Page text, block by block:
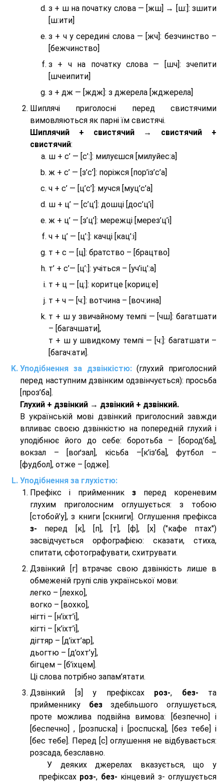
з + ш на початку слова — [жш] → [ш:]: зшити
[ш:ити]
з + ч у середині слова — [жч]: безчинство –
[бежчинство]
з + ч на початку слова — [шч]: зчепити
[шчеипити]
з + дж — [ждж]: з джерела [жджерела]
Шиплячі приголосні перед свистячими
вимовляються як парні їм свистячі.
Шиплячий + свистячий → свистячий +
свистячий:
ш + с’ — [с’:]: милуєшся [милуйес:а]
ж + с’ — [з’с’]: поріжся [пор’із’с’а]
ч + с’ — [ц’с’]: мучся [муц’с’а]
ш + ц’ — [с’ц’]: дошці [дос’ц’і]
ж + ц’ — [з’ц’]: мережці [мерез’ц’і]
ч + ц’ — [ц’:]: качці [кац’:і]
т + с — [ц]: братство – [брaцтво]
т’ + с’— [ц’:]: учіться – [уч’іц’:a]
т + ц — [ц:]: коритце [кориц:е]
т + ч — [ч:]: вотчина – [вoч:ина]
т + ш у звичайному темпі — [чш]: багатшати
– [багачшати],
т + ш у швидкому темпі — [ч:]: багатшати –
[багач:ати].
Уподібнення за дзвінкістю:(глухий приголосний
перед наступним дзвінким одзвінчується): просьба
[проз’ба].
Глухий + дзвінкий → дзвінкий + дзвінкий.
В українській мові дзвінкий приголосний завжди
впливає своєю дзвінкістю на попередній глухий і
уподібнює його до себе: боротьба – [бород’ба],
вокзал – [воґзал], кісьба –[к’із’ба], футбол –
[фудбол], отже – [одже].
Уподібнення за глухістю:
Префікс і прийменник з перед кореневим
глухим приголосним оглушується: з тобою
[стобой’у], з книги [скниги]. Оглушення префікса
з- перед [к], [п], [т], [ф], [х] ("кафе птах")
засвідчується орфографією: сказати, стиха,
спитати, сфотографувати, схитрувати.
Дзвінкий [г] втрачає свою дзвінкість лише в
обмеженій групі слів української мови:
легко – [лехко],
вогко – [вохко],
нігті – [н’іхт’і],
кігті – [к’іхт’і],
дігтяр – [д’іхт’ар],
дьогтю – [д’охт’у],
бігцем – [б’іхцем].
Ці слова потрібно запам’ятати.
Дзвінкий [з] у префіксах роз-, без- та
прийменнику безздебільшого оглушується,
проте можлива подвійна вимова: [безпeчно] і
[беспeчно] , [розпuска] і [роспuска], [без тeбе] і
[бес тeбе]. Перед [с] оглушення не відбувається:
розсада, безславно.
У деяких джерелах вказується, що у
префіксах роз-, без- кінцевий з- оглушується